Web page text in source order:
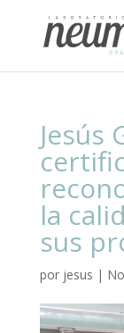
Jesús
la
sus
por jesus |